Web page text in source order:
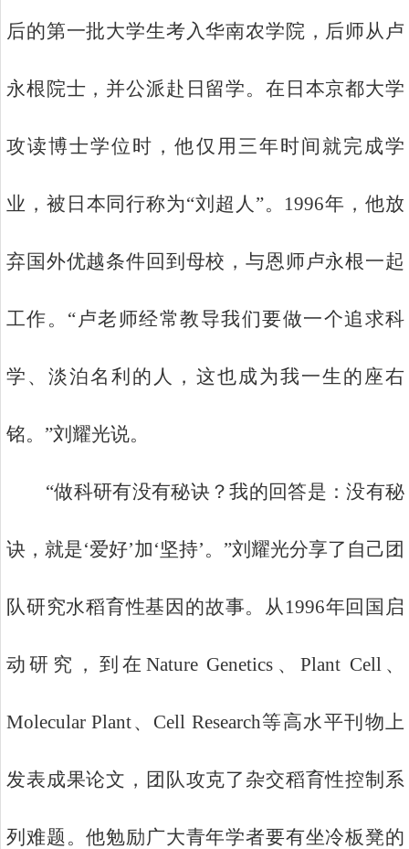
后的第一批大学生考入华南农学院，后师从卢
永根院士，并公派赴日留学。在日本京都大学
攻读博士学位时，他仅用三年时间就完成学
业，被日本同行称为“刘超人”。1996年，他放
弃国外优越条件回到母校，与恩师卢永根一起
工作。“卢老师经常教导我们要做一个追求科
学、淡泊名利的人，这也成为我一生的座右
铭。”刘耀光说。
“做科研有没有秘诀？我的回答是：没有秘
诀，就是‘爱好’加‘坚持’。”刘耀光分享了自己团
队研究水稻育性基因的故事。从1996年回国启
动研究，到在Nature Genetics、Plant Cell、
Molecular Plant、Cell Research等高水平刊物上
发表成果论文，团队攻克了杂交稻育性控制系
列难题。他勉励广大青年学者要有坐冷板凳的